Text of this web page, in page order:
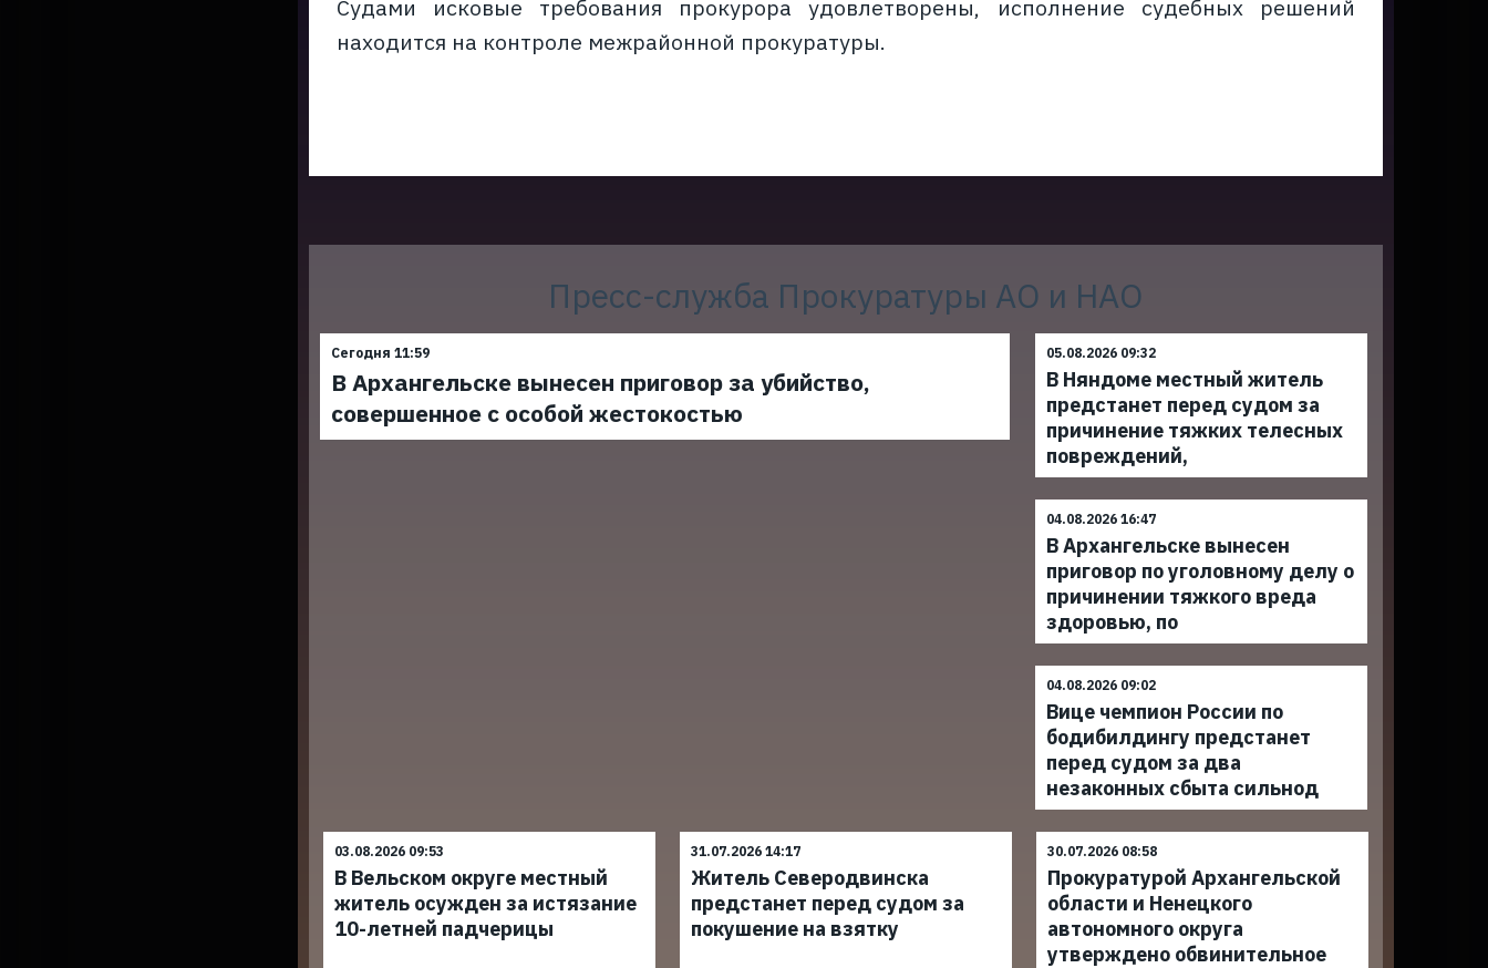
Судами исковые требования прокурора удовлетворены, исполнение судебных решений
находится на контроле межрайонной прокуратуры.
Пресс-служба Прокуратуры АО и НАО
Сегодня 11:59
В Архангельске вынесен приговор за убийство,
совершенное с особой жестокостью
05.08.2026 09:32
В Няндоме местный житель
предстанет перед судом за
причинение тяжких телесных
повреждений,
04.08.2026 16:47
В Архангельске вынесен
приговор по уголовному делу о
причинении тяжкого вреда
здоровью, по
04.08.2026 09:02
Вице чемпион России по
бодибилдингу предстанет
перед судом за два
незаконных сбыта сильнод
03.08.2026 09:53
В Вельском округе местный
житель осужден за истязание
10-летней падчерицы
31.07.2026 14:17
Житель Северодвинска
предстанет перед судом за
покушение на взятку
30.07.2026 08:58
Прокуратурой Архангельской
области и Ненецкого
автономного округа
утверждено обвинительное